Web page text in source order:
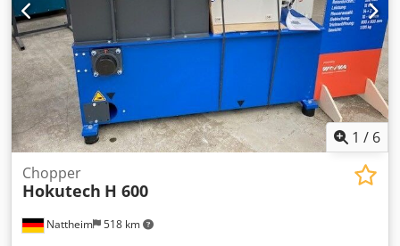
1 / 6
Nattheim 518 km
Chopper
Hokutech H 600